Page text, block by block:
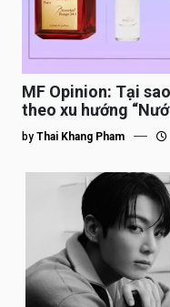
MF Opinion: Tại
theo xu hướng
by Thai Khang Pham